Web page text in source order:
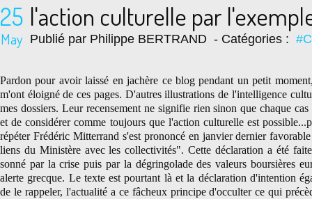
25
May
l'action culturelle par
Publié par Philippe BERTRAND - Catégories :
Pardon pour avoir laissé en jachère ce blog pendant un petit
m'ont éloigné de ces pages. D'autres illustrations de l'intelligence
mes dossiers. Leur recensement ne signifie rien sinon que chaque
et de considérer comme toujours que l'action culturelle est
répéter Frédéric Mitterrand s'est prononcé en janvier dernier
liens du Ministère avec les collectivités". Cette déclaration a été
sonné par la crise puis par la dégringolade des valeurs boursières
alerte grecque. Le texte est pourtant là et la déclaration d'intention
de le rappeler, l'actualité a ce fâcheux principe d'occulter ce qui